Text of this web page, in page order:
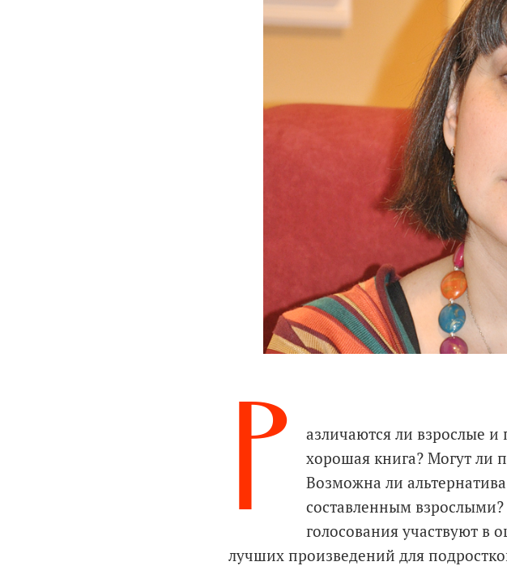
Р
азличаются ли взрослые и
хорошая книга? Могут ли
Возможна ли
составленным
голосования участвуют в
лучших произведений для